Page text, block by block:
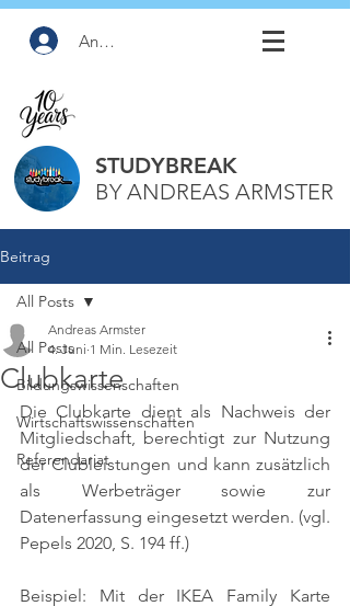
Anmelden
STUDYBREAK
BY ANDREAS ARMSTER
Beitrag
All Posts
Bildungswissenschaften
Wirtschaftswissenschaften
Referendariat
All Posts
Clubkarte
Andreas Armster
4. Juni 1 Min. Lesezeit
Die Clubkarte dient als Nachweis der
Mitgliedschaft, berechtigt zur Nutzung
der Clubleistungen und kann zusätzlich
als Werbeträger sowie zur
Datenerfassung eingesetzt werden. (vgl.
Pepels 2020, S. 194 ff.)
Beispiel: Mit der IKEA Family Karte